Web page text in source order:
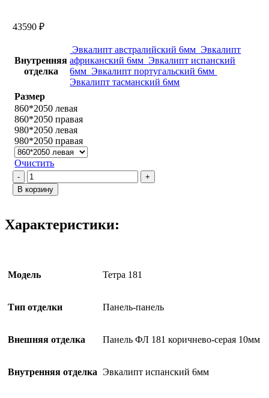
43590₽
Внутренняя
отделка
Эвкалипт австралийский 6мм Эвкалипт
африканский 6мм Эвкалипт испанский
6мм Эвкалипт португальский 6мм
Эвкалипт тасманский 6мм
Размер
860*2050 левая
860*2050 правая
980*2050 левая
980*2050 правая
Очистить
Количество
товара
Тетра
Эвкалипт
В корзину
Характеристики:
Модель Тетра 181
Тип отделки Панель-панель
Внешняя отделка Панель ФЛ 181 коричнево-серая 10мм
Внутренняя отделка Эвкалипт испанский 6мм